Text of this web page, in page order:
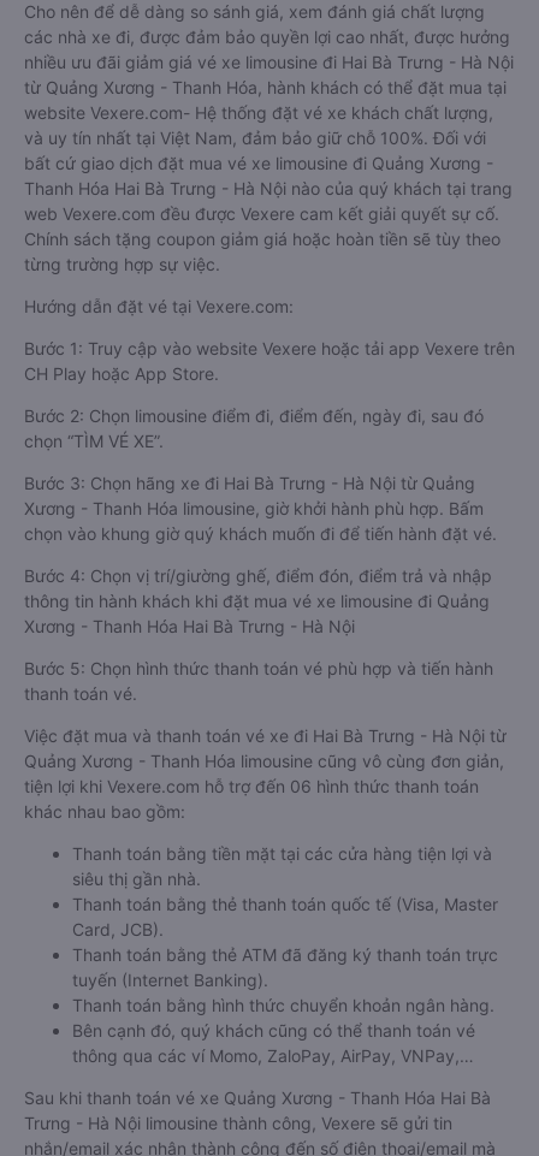
Cho nên để dễ dàng so sánh giá, xem đánh giá chất lượng
các nhà xe đi, được đảm bảo quyền lợi cao nhất, được hưởng
nhiều ưu đãi giảm giá vé xe limousine đi Hai Bà Trưng - Hà Nội
từ Quảng Xương - Thanh Hóa, hành khách có thể đặt mua tại
website Vexere.com- Hệ thống đặt vé xe khách chất lượng,
và uy tín nhất tại Việt Nam, đảm bảo giữ chỗ 100%. Đối với
bất cứ giao dịch đặt mua vé xe limousine đi Quảng Xương -
Thanh Hóa Hai Bà Trưng - Hà Nội nào của quý khách tại trang
web Vexere.com đều được Vexere cam kết giải quyết sự cố.
Chính sách tặng coupon giảm giá hoặc hoàn tiền sẽ tùy theo
từng trường hợp sự việc.
Hướng dẫn đặt vé tại Vexere.com:
Bước 1: Truy cập vào website Vexere hoặc tải app Vexere trên
CH Play hoặc App Store.
Bước 2: Chọn limousine điểm đi, điểm đến, ngày đi, sau đó
chọn “TÌM VÉ XE”.
Bước 3: Chọn hãng xe đi Hai Bà Trưng - Hà Nội từ Quảng
Xương - Thanh Hóa limousine, giờ khởi hành phù hợp. Bấm
chọn vào khung giờ quý khách muốn đi để tiến hành đặt vé.
Bước 4: Chọn vị trí/giường ghế, điểm đón, điểm trả và nhập
thông tin hành khách khi đặt mua vé xe limousine đi Quảng
Xương - Thanh Hóa Hai Bà Trưng - Hà Nội
Bước 5: Chọn hình thức thanh toán vé phù hợp và tiến hành
thanh toán vé.
Việc đặt mua và thanh toán vé xe đi Hai Bà Trưng - Hà Nội từ
Quảng Xương - Thanh Hóa limousine cũng vô cùng đơn giản,
tiện lợi khi Vexere.com hỗ trợ đến 06 hình thức thanh toán
khác nhau bao gồm:
Thanh toán bằng tiền mặt tại các cửa hàng tiện lợi và
siêu thị gần nhà.
Thanh toán bằng thẻ thanh toán quốc tế (Visa, Master
Card, JCB).
Thanh toán bằng thẻ ATM đã đăng ký thanh toán trực
tuyến (Internet Banking).
Thanh toán bằng hình thức chuyển khoản ngân hàng.
Bên cạnh đó, quý khách cũng có thể thanh toán vé
thông qua các ví Momo, ZaloPay, AirPay, VNPay,…
Sau khi thanh toán vé xe Quảng Xương - Thanh Hóa Hai Bà
Trưng - Hà Nội limousine thành công, Vexere sẽ gửi tin
nhắn/email xác nhận thành công đến số điện thoại/email mà